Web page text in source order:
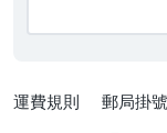
運費規則
郵局掛
滿